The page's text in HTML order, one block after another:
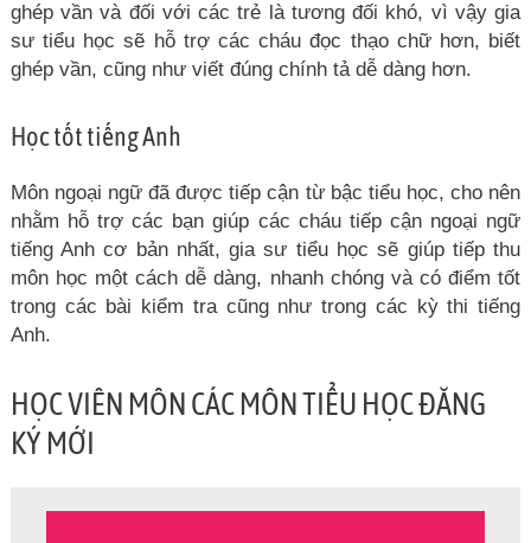
ghép vần và đối với các trẻ là tương đối khó, vì vậy gia
sư tiểu học sẽ hỗ trợ các cháu đọc thạo chữ hơn, biết
ghép vần, cũng như viết đúng chính tả dễ dàng hơn.
Học tốt tiếng Anh
Môn ngoại ngữ đã được tiếp cận từ bậc tiểu học, cho nên
nhằm hỗ trợ các bạn giúp các cháu tiếp cận ngoại ngữ
tiếng Anh cơ bản nhất, gia sư tiểu học sẽ giúp tiếp thu
môn học một cách dễ dàng, nhanh chóng và có điểm tốt
trong các bài kiểm tra cũng như trong các kỳ thi tiếng
Anh.
HỌC VIÊN MÔN CÁC MÔN TIỂU HỌC ĐĂNG
KÝ MỚI